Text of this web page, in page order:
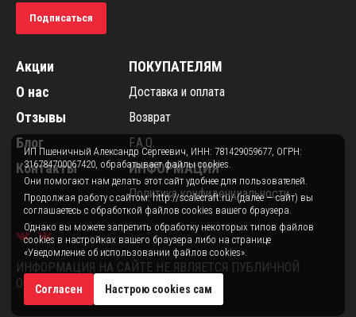
Подписаться
Акции
О нас
Отзывы
Блог
Контакты
ПОКУПАТЕЛЯМ
Доставка и оплата
Возврат
F.A.Q.
ИНФОРМАЦИЯ
Политика конфиденциальности
ИНФОРМАЦИЯ НА САЙТЕ НЕ ЯВЛЯЕТСЯ ПУБЛИЧНОЙ
ОФЕРТОЙ.
ИП Пшеничный Александр Сергеевич, ИНН: 781429059677, ОГРН:
316784700067420, обрабатывает файлы cookies.
Они помогают нам делать этот сайт удобнее для пользователей.
Продолжая работу с сайтом: http://scalecraft.ru/ (далее — сайт) вы
соглашаетесь с обработкой файлов cookies вашего браузера.
Однако вы можете запретить обработку некоторых типов файлов
cookies в настройках вашего браузера либо на странице
«Уведомление об использовании файлов cookies».
Согласен Настрою cookies сам